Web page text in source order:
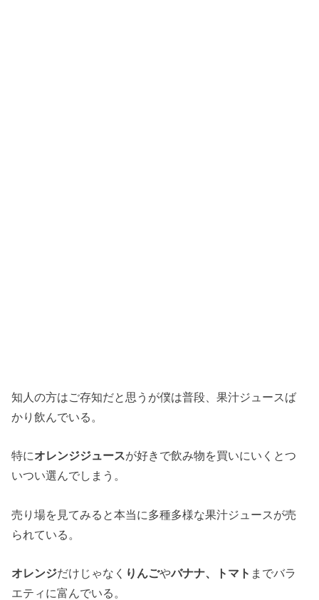
知人の方はご存知だと思うが僕は普段、果汁ジュースば
かり飲んでいる。
特にオレンジジュースが好きで飲み物を買いにいくとつ
いつい選んでしまう。
売り場を見てみると本当に多種多様な果汁ジュースが売
られている。
オレンジだけじゃなく りんごやバナナ、トマト までバラ
エティに富んでいる。